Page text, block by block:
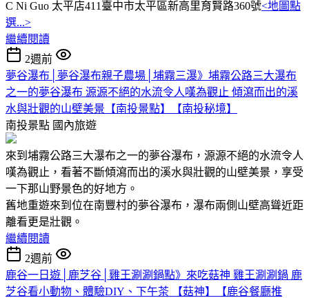
C Ni Guo 太平店411臺中市太平區新高里育賢路360號<地圖點
選...>
繼續閱讀
2週前
夢谷瀑布│夢谷瀑布親子農場│埔霧三瀑》埔霧公路三大瀑布
之一的夢谷瀑布 源源不絕的水流令人嘆為觀止 傾瀉而出的溪
水與壯觀的山壁美景【南投景點】【南投秘境】
南投景點 國內旅遊
來到埔霧公路三大瀑布之一的夢谷瀑布，源源不絕的水流令人
嘆為觀止，看著不斷傾瀉而出的溪水與壯觀的山壁美景，享受
一下那山野景色的好地方。
舊地重遊來到位在南豐村的夢谷瀑布，瀑布兩側山壁高聳近距
離看更是壯觀。
繼續閱讀
2週前
鹿谷一日遊│鹿芝谷│雞王涮涮鍋點》來吃菇神 雞王涮涮鍋 鹿
芝谷看小動物、體驗DIY、下午茶 【菇神】【鹿谷餐廳推